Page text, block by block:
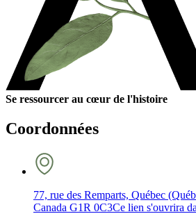
Se ressourcer au cœur de l'histoire
Coordonnées
77, rue des Remparts, Québec
Canada G1R 0C3Ce lien s'ouvrira